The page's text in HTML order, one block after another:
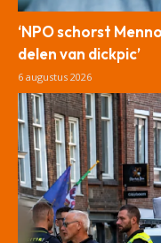
‘NPO schorst
delen van dickpic’
6 augustus 2026